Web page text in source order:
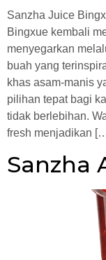
Sanzha Juice
Bingxue kembali
menyegarkan
buah yang
khas asam-manis
pilihan tepat bagi
tidak berlebihan.
fresh menjadikan
Sanzha